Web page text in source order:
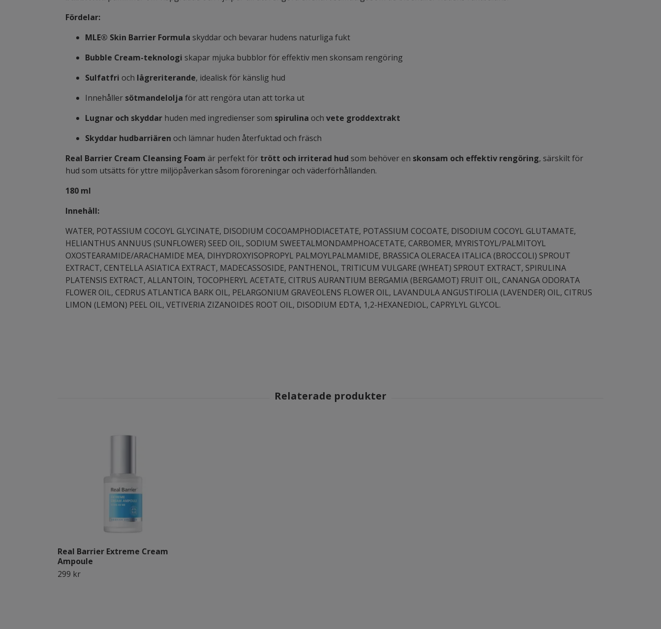
Fördelar:
MLE® Skin Barrier Formula skyddar och bevarar hudens naturliga fukt
Bubble Cream-teknologi skapar mjuka bubblor för effektiv men skonsam rengöring
Sulfatfri och lågreriterande, idealisk för känslig hud
Innehåller sötmandelolja för att rengöra utan att torka ut
Lugnar och skyddar huden med ingredienser som spirulina och vete groddextrakt
Skyddar hudbarriären och lämnar huden återfuktad och fräsch
Real Barrier Cream Cleansing Foam är perfekt för trött och irriterad hud som behöver en skonsam och effektiv rengöring, särskilt för
hud som utsätts för yttre miljöpåverkan såsom föroreningar och väderförhållanden.
180 ml
Innehåll:
WATER, POTASSIUM COCOYL GLYCINATE, DISODIUM COCOAMPHODIACETATE, POTASSIUM COCOATE, DISODIUM COCOYL GLUTAMATE,
HELIANTHUS ANNUUS (SUNFLOWER) SEED OIL, SODIUM SWEETALMONDAMPHOACETATE, CARBOMER, MYRISTOYL/PALMITOYL
OXOSTEARAMIDE/ARACHAMIDE MEA, DIHYDROXYISOPROPYL PALMOYLPALMAMIDE, BRASSICA OLERACEA ITALICA (BROCCOLI) SPROUT
EXTRACT, CENTELLA ASIATICA EXTRACT, MADECASSOSIDE, PANTHENOL, TRITICUM VULGARE (WHEAT) SPROUT EXTRACT, SPIRULINA
PLATENSIS EXTRACT, ALLANTOIN, TOCOPHERYL ACETATE, CITRUS AURANTIUM BERGAMIA (BERGAMOT) FRUIT OIL, CANANGA ODORATA
FLOWER OIL, CEDRUS ATLANTICA BARK OIL, PELARGONIUM GRAVEOLENS FLOWER OIL, LAVANDULA ANGUSTIFOLIA (LAVENDER) OIL, CITRUS
LIMON (LEMON) PEEL OIL, VETIVERIA ZIZANOIDES ROOT OIL, DISODIUM EDTA, 1,2-HEXANEDIOL, CAPRYLYL GLYCOL.
Real Barrier Extreme Cream
Ampoule
299 kr